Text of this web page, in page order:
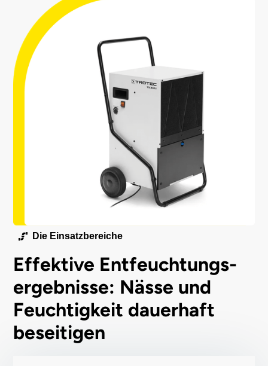
Die Einsatzbereiche
Effektive Entfeuchtungs-
ergebnisse: Nässe und
Feuchtigkeit dauerhaft
beseitigen